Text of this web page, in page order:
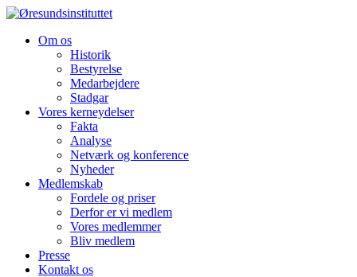
Om os
Historik
Bestyrelse
Medarbejdere
Stadgar
Vores kerneydelser
Fakta
Analyse
Netværk og konference
Nyheder
Medlemskab
Fordele og priser
Derfor er vi medlem
Vores medlemmer
Bliv medlem
Presse
Kontakt os